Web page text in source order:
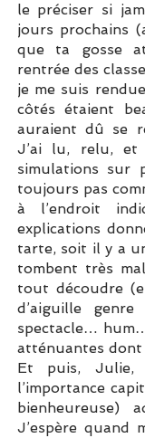
le préciser si
jours prochains
que ta gosse
rentrée des
je me suis
côtés étaient
auraient dû se
J’ai lu, relu, et
simulations sur
toujours pas
à l’endroit
explications
tarte, soit il y a
tombent très
tout découdre
d’aiguille
spectacle…
atténuantes
Et puis, Julie,
l’importance
bienheureuse)
J’espère quand